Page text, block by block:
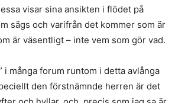
visar sina ansikten i flödet på
sägs och varifrån det kommer som är
är väsentligt – inte vem som gör vad.
i många forum runtom i detta avlånga
den förstnämnde herren är det